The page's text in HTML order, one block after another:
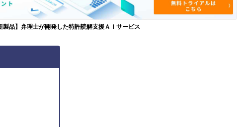
製品】弁理士が開発した特許読解支援ＡＩサービス